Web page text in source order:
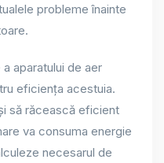
probleme înainte
aparatului de aer
eficiența acestuia.
să răcească eficient
va consuma energie
necesarul de